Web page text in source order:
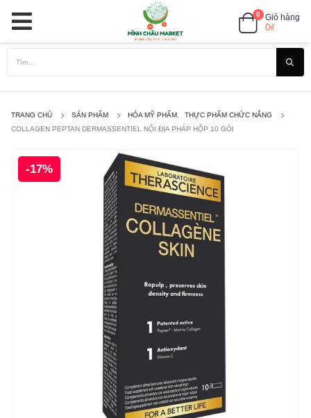
0 Giỏ hàng
0₫
TRANG CHỦ SẢN PHẨM HÓA MỸ PHẨM
THỰC PHẨM CHỨC NĂNG
COLLAGEN PEPTAN DERMASSENTIEL NỘI ĐỊA PHÁP HỘP 10 GÓI
-17%